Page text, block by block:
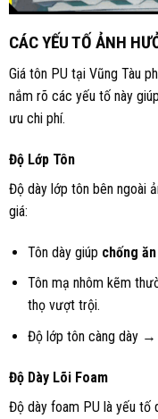
CÁC YẾU TỐ ẢNH
Giá tôn PU tại Vũng Tàu
nắm rõ các yếu tố này
ưu chi phí.
Độ Lớp Tôn
Độ dày lớp tôn bên ngoài
giá:
Tôn dày giúp chống
Tôn mạ nhôm kẽm
thọ vượt trội.
Độ lớp tôn càng dày →
Độ Dày Lõi Foam
Độ dày foam PU là yếu tố